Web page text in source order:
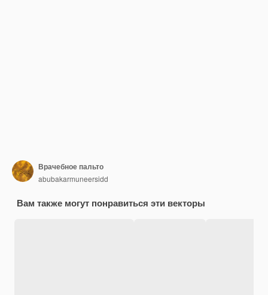
Врачебное пальто
abubakarmuneersidd
Вам также могут понравиться эти векторы